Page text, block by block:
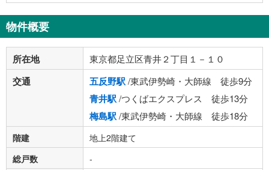
物件概要
所在地 東京都足立区青井２丁目１－１０
交通 五反野駅/東武伊勢崎・大師線 徒歩9分
青井駅/つくばエクスプレス 徒歩13分
梅島駅/東武伊勢崎・大師線 徒歩18分
階建
地上2階建て
総戸数
-